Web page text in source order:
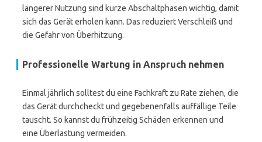
längerer Nutzung sind kurze Abschaltphasen wichtig, damit
sich das Gerät erholen kann. Das reduziert Verschleiß und
die Gefahr von Überhitzung.
Professionelle Wartung in Anspruch nehmen
Einmal jährlich solltest du eine Fachkraft zu Rate ziehen, die
das Gerät durchcheckt und gegebenenfalls auffällige Teile
tauscht. So kannst du frühzeitig Schäden erkennen und
eine Überlastung vermeiden.